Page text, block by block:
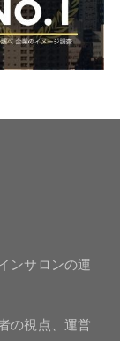
ンサロンの運
の視点、運営